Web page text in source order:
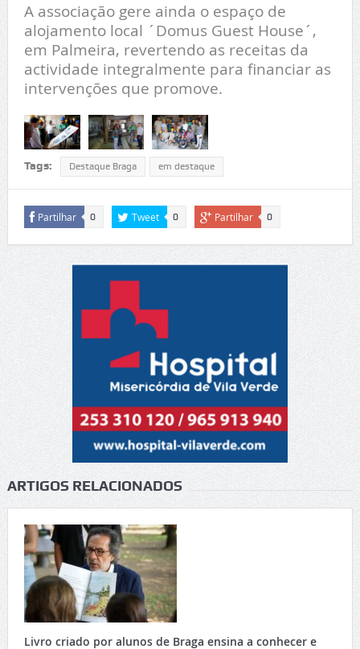
A associação gere ainda o espaço de
alojamento local ´Domus Guest House´,
em Palmeira, revertendo as receitas da
actividade integralmente para financiar as
intervenções que promove.
Tags: Destaque Braga em destaque
Partilhar 0 Tweet 0 Partilhar 0
ARTIGOS RELACIONADOS
Livro criado por alunos de Braga ensina a conhecer e